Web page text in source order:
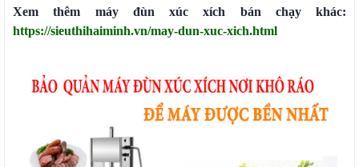
Xem thêm máy đùn xúc xích bán chạy khác:
https://sieuthihaiminh.vn/may-dun-xuc-xich.html